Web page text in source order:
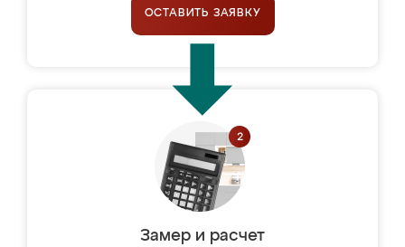
ОСТАВИТЬ ЗАЯВКУ
Замер и расчет